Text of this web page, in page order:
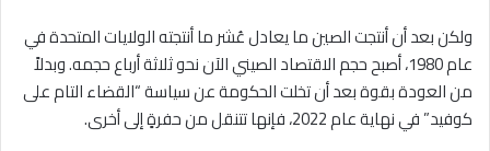
ولكن بعد أن أنتجت الصين ما يعادل عُشر ما أنتجته الولايات المتحدة في
عام 1980، أصبح حجم الاقتصاد الصيني الآن نحو ثلاثة أرباع حجمه. وبدلاً
من العودة بقوة بعد أن تخلت الحكومة عن سياسة “القضاء التام على
كوفيد” في نهاية عام 2022، فإنها تتنقل من حفرةٍ إلى أخرى.